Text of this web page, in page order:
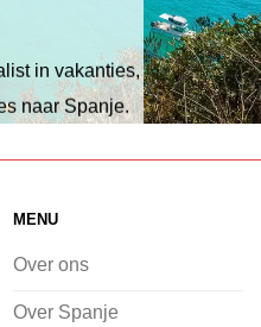
in vakanties,
naar Spanje.
aan
strand,
avontuur zoekt
MENU
Over ons
Over Spanje